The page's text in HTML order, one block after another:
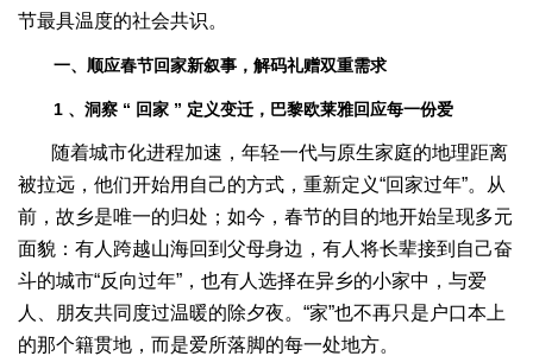
节最具温度的社会共识。
一、顺应春节回家新叙事，解码礼赠双重需求
1 、洞察 “ 回家 ” 定义变迁，巴黎欧莱雅回应每一份爱
随着城市化进程加速，年轻一代与原生家庭的地理距离
被拉远，他们开始用自己的方式，重新定义“回家过年”。从
前，故乡是唯一的归处；如今，春节的目的地开始呈现多元
面貌：有人跨越山海回到父母身边，有人将长辈接到自己奋
斗的城市“反向过年”，也有人选择在异乡的小家中，与爱
人、朋友共同度过温暖的除夕夜。“家”也不再只是户口本上
的那个籍贯地，而是爱所落脚的每一处地方。